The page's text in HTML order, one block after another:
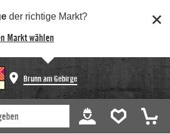
der richtige Markt?
Markt wählen
Brunn am Gebirge